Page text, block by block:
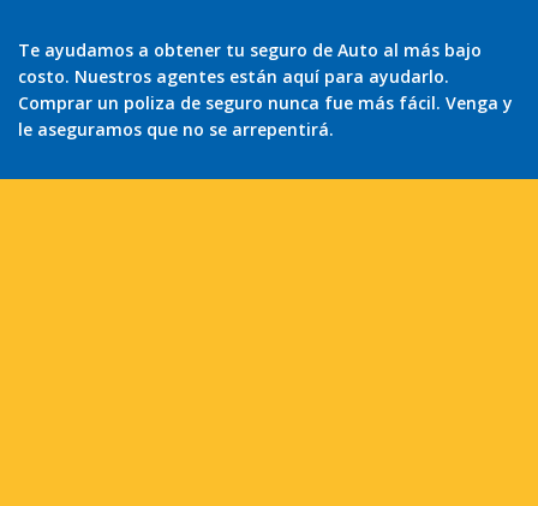
Te ayudamos a obtener tu seguro de Auto al más bajo
costo. Nuestros agentes están aquí para ayudarlo.
Comprar un poliza de seguro nunca fue más fácil. Venga y
le aseguramos que no se arrepentirá.